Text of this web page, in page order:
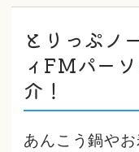
とりっぷノ
ィFMパー
介！
あんこう鍋や